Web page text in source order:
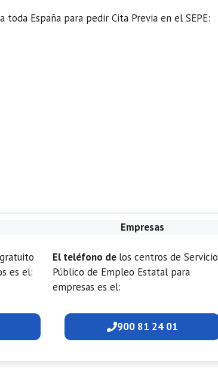
toda España para pedir Cita Previa en el SEPE:
gratuito
es el:
Empresas
El teléfono de los centros de Servicio
Público de Empleo Estatal para
empresas es el:
900 81 24 01